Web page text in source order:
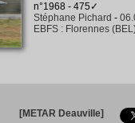
n°1968 - 475✓
Stéphane Pichard -
EBFS : Florennes
[METAR Deauville]